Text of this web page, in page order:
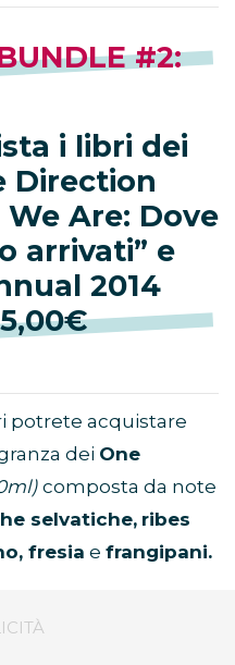
#2:
i libri dei
Direction
We Are: Dove
arrivati” e
2014
potrete acquistare
dei One
composta da note
selvatiche, ribes
fresia e frangipani.